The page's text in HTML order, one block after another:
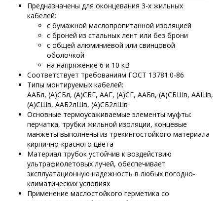
Предназначены для оконцевания 3-х жильных
кабелей:
с бумажной маслопропитанной изоляцией
с броней из стальных лент или без брони
с общей алюминиевой или свинцовой
оболочкой
на напряжение 6 и 10 кВ
Соответствует требованиям ГОСТ 13781.0-86
Типы монтируемых кабелей:
ААБл, (А)СБл, (А)СБГ, ААГ, (А)СГ, ААБв, (А)СБШв, ААШв,
(А)СШв, ААБ2лШв, (А)СБ2лШв
Основные термоусаживаемые элементы муфты:
перчатка, трубки жильной изоляции, концевые
манжеты выполнены из трекингостойкого материала
кирпично-красного цвета
Материал трубок устойчив к воздействию
ультрафиолетовых лучей, обеспечивает
эксплуатационную надежность в любых погодно-
климатических условиях
Применение маслостойкого герметика со